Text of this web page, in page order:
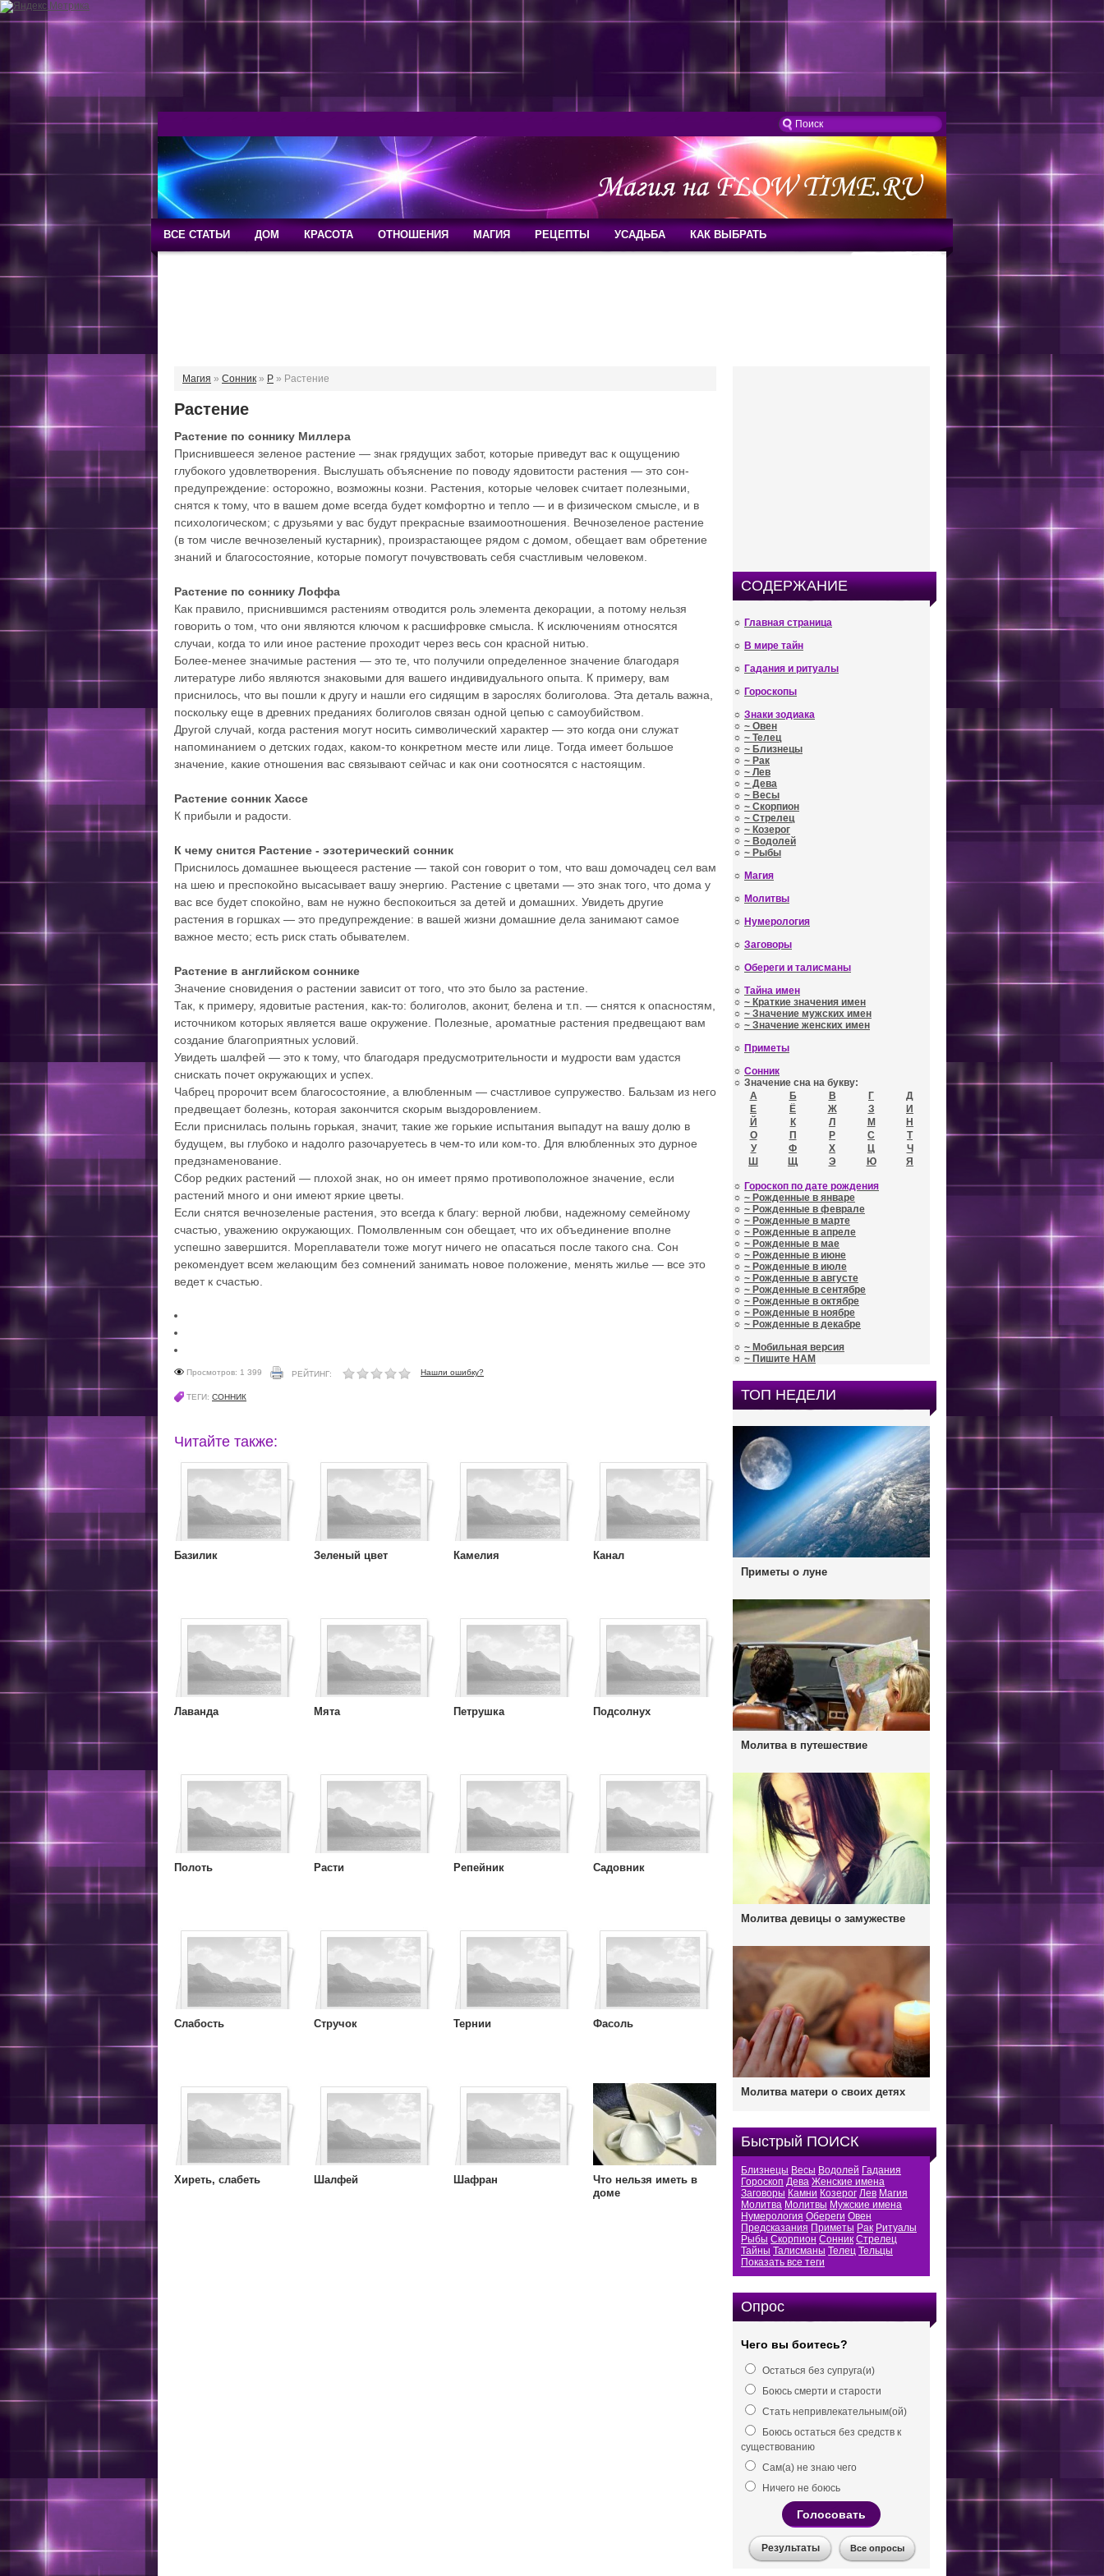
ВСЕ СТАТЬИ ДОМ КРАСОТА ОТНОШЕНИЯ МАГИЯ РЕЦЕПТЫ УСАДЬБА КАК ВЫБРАТЬ
Магия » Сонник » Р » Растение
Растение
Растение по соннику Миллера
Приснившееся зеленое растение — знак грядущих забот, которые приведут вас к ощущению
глубокого удовлетворения. Выслушать объяснение по поводу ядовитости растения — это сон-
предупреждение: осторожно, возможны козни. Растения, которые человек считает полезными,
снятся к тому, что в вашем доме всегда будет комфортно и тепло — и в физическом смысле, и в
психологическом; с друзьями у вас будут прекрасные взаимоотношения. Вечнозеленое растение
(в том числе вечнозеленый кустарник), произрастающее рядом с домом, обещает вам обретение
знаний и благосостояние, которые помогут почувствовать себя счастливым человеком.
Растение по соннику Лоффа
Как правило, приснившимся растениям отводится роль элемента декорации, а потому нельзя
говорить о том, что они являются ключом к расшифровке смысла
К исключениям относятся
случаи, когда то или иное растение проходит через весь сон красной нитью.
Более-менее значимые растения — это те, что получили определенное значение благодаря
литературе либо являются знаковыми для вашего индивидуального опыта. К примеру, вам
приснилось, что вы пошли к другу и нашли его сидящим в зарослях болиголова. Эта деталь важна,
поскольку еще в древних преданиях болиголов связан одной цепью с самоубийством.
Другой случай, когда растения могут носить символический характер — это когда они служат
напоминанием о детских годах, каком-то конкретном месте или лице. Тогда имеет большое
значение, какие отношения вас связывают сейчас и как они соотносятся с настоящим.
Растение cонник Хассе
К прибыли и радости.
К чему снится Растение - эзотерический сонник
Приснилось домашнее вьющееся растение — такой сон говорит о том, что ваш домочадец сел вам
на шею и преспокойно высасывает вашу энергию. Растение с цветами — это знак того, что дома у
вас все будет спокойно, вам не нужно беспокоиться за детей и домашних. Увидеть другие
растения в горшках — это предупреждение: в вашей жизни домашние дела занимают самое
важное место; есть риск стать обывателем.
Растение в английском соннике
Значение сновидения о растении зависит от того, что это было за растение.
Так, к примеру, ядовитые растения, как-то: болиголов, аконит, белена и т.п. — снятся к опасностям,
источником которых является ваше окружение. Полезные, ароматные растения предвещают вам
создание благоприятных условий.
Увидеть шалфей — это к тому, что благодаря предусмотрительности и мудрости вам удастся
снискать почет окружающих и успех.
Чабрец пророчит всем благосостояние, а влюбленным — счастливое супружество. Бальзам из него
предвещает болезнь, которая закончится скорым выздоровлением.
Если приснилась полынь горькая, значит, такие же горькие испытания выпадут на вашу долю в
будущем, вы глубоко и надолго разочаруетесь в чем-то или ком-то. Для влюбленных это дурное
предзнаменование.
Сбор редких растений — плохой знак, но он имеет прямо противоположное значение, если
растений много и они имеют яркие цветы.
Если снятся вечнозеленые растения, это всегда к благу: верной любви, надежному семейному
счастью, уважению окружающих. Помолвленным сон обещает, что их объединение вполне
успешно завершится. Мореплаватели тоже могут ничего не опасаться после такого сна. Сон
рекомендует всем желающим без сомнений занимать новое положение, менять жилье — все это
ведет к счастью.
Просмотров: 1 399 РЕЙТИНГ: Нашли ошибку?
ТЕГИ: СОННИК
Читайте также:
Базилик Зеленый цвет Камелия Канал
Лаванда Мята Петрушка Подсолнух
Полоть Расти Репейник Садовник
Слабость Стручок Тернии Фасоль
Хиреть, слабеть Шалфей Шафран
Что нельзя иметь в
доме
СОДЕРЖАНИЕ
☼ Главная страница
☼ В мире тайн
☼ Гадания и ритуалы
☼ Гороскопы
☼ Знаки зодиака
☼ ~ Овен
☼ ~ Телец
☼ ~ Близнецы
☼ ~ Рак
☼ ~ Лев
☼ ~ Дева
☼ ~ Весы
☼ ~ Скорпион
☼ ~ Стрелец
☼ ~ Козерог
☼ ~ Водолей
☼ ~ Рыбы
☼ Магия
☼ Молитвы
☼ Нумерология
☼ Заговоры
☼ Обереги и талисманы
☼ Тайна имен
☼ ~ Краткие значения имен
☼ ~ Значение мужских имен
☼ ~ Значение женских имен
☼ Приметы
☼ Сонник
☼ Значение сна на букву:
А
Б В Г
Д
Е
Ё Ж З
И
Й
К Л М
Н
О
П Р С
Т
У
Ф Х Ц
Ч
Ш
Щ Э Ю Я
☼ Гороскоп по дате рождения
☼ ~ Рожденные в январе
☼ ~ Рожденные в феврале
☼ ~ Рожденные в марте
☼ ~ Рожденные в апреле
☼ ~ Рожденные в мае
☼ ~ Рожденные в июне
☼ ~ Рожденные в июле
☼ ~ Рожденные в августе
☼ ~ Рожденные в сентябре
☼ ~ Рожденные в октябре
☼ ~ Рожденные в ноябре
☼ ~ Рожденные в декабре
☼ ~ Мобильная версия
☼ ~ Пишите НАМ
ТОП НЕДЕЛИ
Приметы о луне
Молитва в путешествие
Молитва девицы о замужестве
Молитва матери о своих детях
Быстрый ПОИСК
Близнецы Весы Водолей Гадания
Гороскоп Дева Женские имена
Заговоры Камни Козерог Лев Магия
Молитва Молитвы Мужские имена
Нумерология Обереги Овен
Предсказания Приметы Рак Ритуалы
Рыбы Скорпион Сонник Стрелец
Тайны Талисманы Телец Тельцы
Показать все теги
Опрос
Чего вы боитесь?
Остаться без супруга(и)
Боюсь смерти и старости
Стать непривлекательным(ой)
Боюсь остаться без средств к
существованию
Сам(а) не знаю чего
Ничего не боюсь
Голосовать
Результаты Все опросы